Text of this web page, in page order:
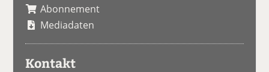
Abonnement
Mediadaten
Kontakt